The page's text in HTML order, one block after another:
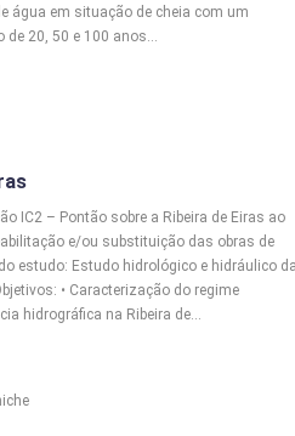
água em situação de cheia com um
de 20, 50 e 100 anos…
IC2 – Pontão sobre a Ribeira de Eiras ao
e/ou substituição das obras de
estudo: Estudo hidrológico e hidráulico
• Caracterização do regime
hidrográfica na Ribeira de…